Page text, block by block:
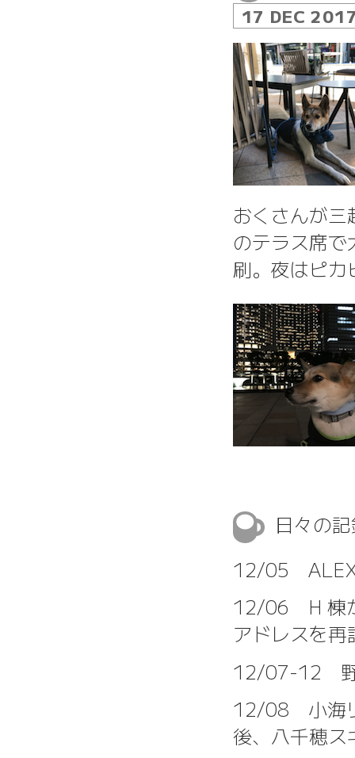
17 DEC
おくさんが
のテラス席
刷。夜はピカ
日々の
12/05 ALEX
12/06 H 棟
アドレスを再
12/07-12
12/08 小海
後、八千穂